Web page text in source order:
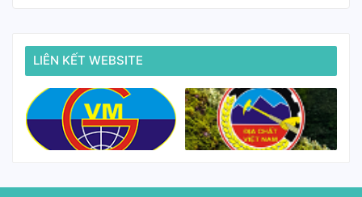
LIÊN KẾT WEBSITE